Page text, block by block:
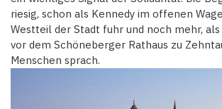
riesig, schon als Kennedy im offenen
Westteil der Stadt fuhr und noch mehr,
vor dem Schöneberger Rathaus zu
Menschen sprach.